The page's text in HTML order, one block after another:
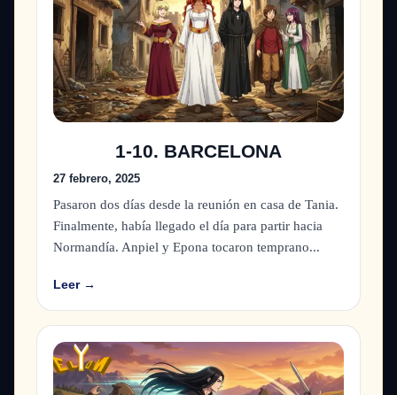
1-10. BARCELONA
27 febrero, 2025
Pasaron dos días desde la reunión en casa de Tania.
Finalmente, había llegado el día para partir hacia
Normandía. Anpiel y Epona tocaron temprano...
Leer →